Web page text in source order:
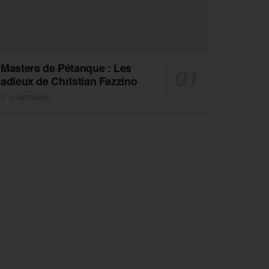
Masters de Pétanque : Les
adieux de Christian Fazzino